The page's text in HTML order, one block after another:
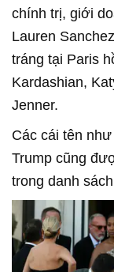
chính trị, giới
Lauren
tráng tại Paris
Kardashian,
Jenner.
Các cái tên
Trump cũng
trong danh